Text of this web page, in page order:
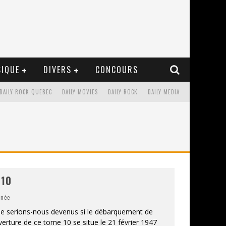
DIVERS CONCOURS
DAILY MEDIA
DAILY ROCK
DAILY MOVIES
DAILY ROCK QUEBEC
serions-nous devenus si le débarquement de
de ce tome 10 se situe le 21 février 1947